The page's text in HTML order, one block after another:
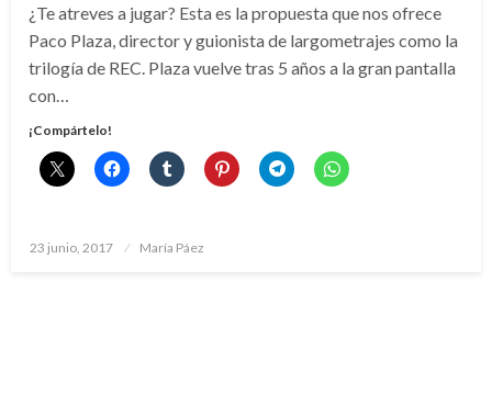
¿Te atreves a jugar? Esta es la propuesta que nos ofrece
Paco Plaza, director y guionista de largometrajes como la
trilogía de REC. Plaza vuelve tras 5 años a la gran pantalla
con…
¡Compártelo!
Publicado
23 junio, 2017 María Páez